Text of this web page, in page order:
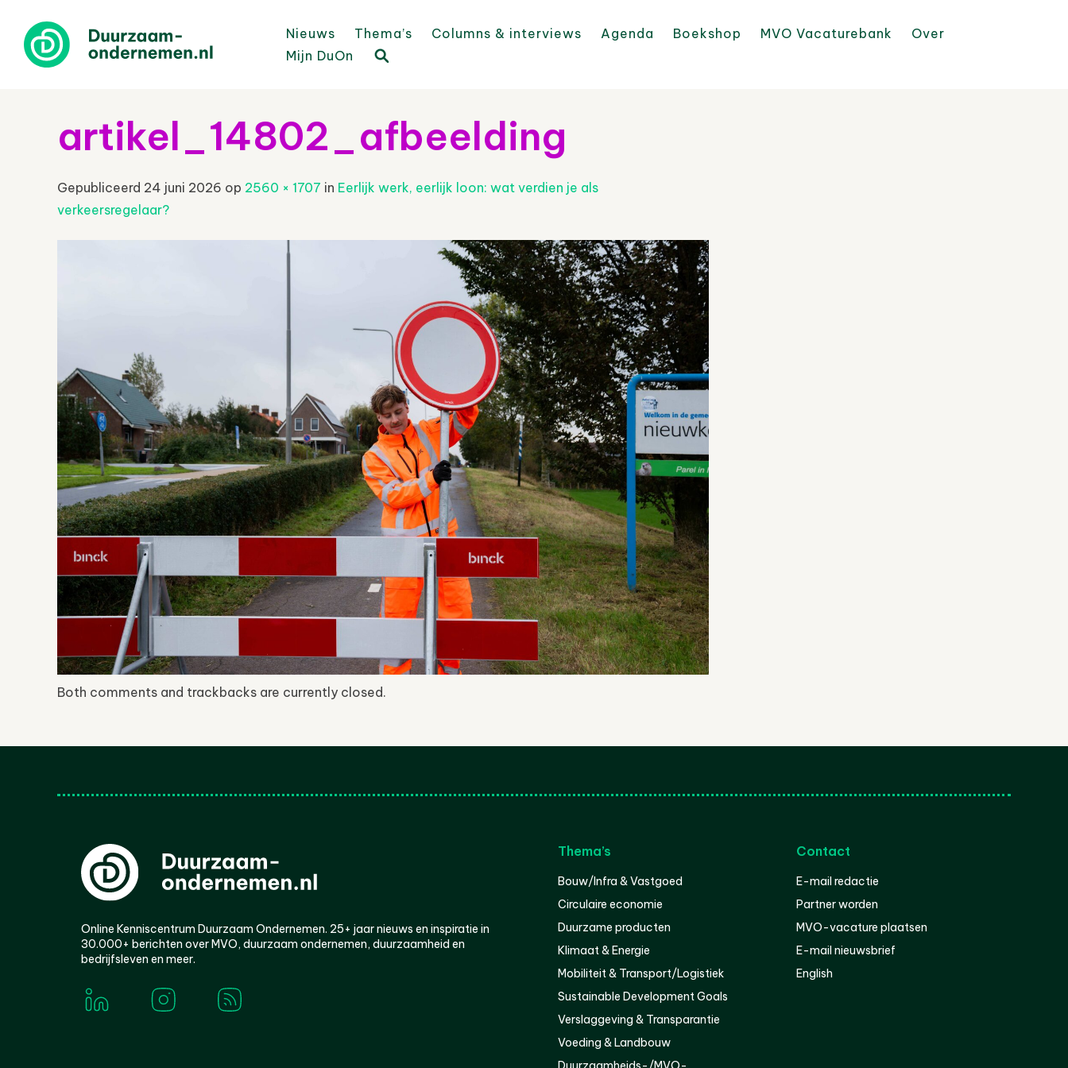
Nieuws Thema’s Columns & interviews Agenda Boekshop MVO Vacaturebank
Over
Mijn DuOn
artikel_14802_afbeelding
Gepubliceerd 24 juni 2026 op 2560 × 1707 in Eerlijk werk, eerlijk loon: wat verdien je als
verkeersregelaar?
Both comments and trackbacks are currently closed.
Online Kenniscentrum Duurzaam Ondernemen. 25+ jaar nieuws en inspiratie in
30.000+ berichten over MVO, duurzaam ondernemen, duurzaamheid en
bedrijfsleven en meer.
Thema’s
Bouw/Infra & Vastgoed
Circulaire economie
Duurzame producten
Klimaat & Energie
Mobiliteit & Transport/Logistiek
Sustainable Development Goals
Verslaggeving & Transparantie
Voeding & Landbouw
Contact
E-mail redactie
Partner worden
MVO-vacature plaatsen
E-mail nieuwsbrief
English